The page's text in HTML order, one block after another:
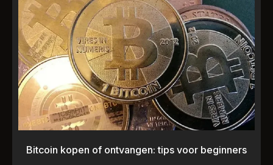
Bitcoin kopen of ontvangen: tips voor beginners